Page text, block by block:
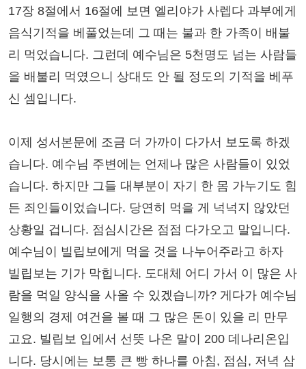
17장 8절에서 16절에 보면 엘리야가 사렙다 과부에게
음식기적을 베풀었는데 그 때는 불과 한 가족이 배불
리 먹었습니다. 그런데 예수님은 5천명도 넘는 사람들
을 배불리 먹였으니 상대도 안 될 정도의 기적을 베푸
신 셈입니다.
이제 성서본문에 조금 더 가까이 다가서 보도록 하겠
습니다. 예수님 주변에는 언제나 많은 사람들이 있었
습니다. 하지만 그들 대부분이 자기 한 몸 가누기도 힘
든 죄인들이었습니다. 당연히 먹을 게 넉넉지 않았던
상황일 겁니다. 점심시간은 점점 다가오고 말입니다.
예수님이 빌립보에게 먹을 것을 나누어주라고 하자
빌립보는 기가 막힙니다. 도대체 어디 가서 이 많은 사
람을 먹일 양식을 사올 수 있겠습니까? 게다가 예수님
일행의 경제 여건을 볼 때 그 많은 돈이 있을 리 만무
고요. 빌립보 입에서 선뜻 나온 말이 200 데나리온입
니다. 당시에는 보통 큰 빵 하나를 아침, 점심, 저녁 삼